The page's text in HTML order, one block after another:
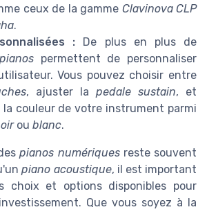
ceux de la gamme Clavinova CLP
.
: De plus en plus de
permettent de personnaliser
Vous pouvez choisir entre
, ajuster la pedale sustain, et
la couleur de votre instrument parmi
ou blanc.
pianos numériquesreste souvent
piano acoustique, il est important
choix et options disponibles pour
Que vous soyez à la